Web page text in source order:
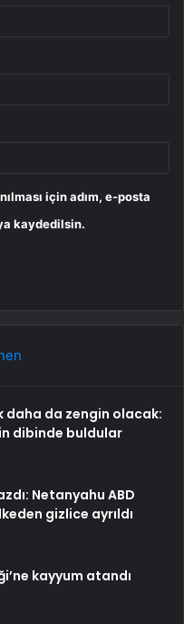
için adım, e-posta
kaydedilsin.
daha da zengin olacak:
dibinde buldular
Netanyahu ABD
gizlice ayrıldı
kayyum atandı